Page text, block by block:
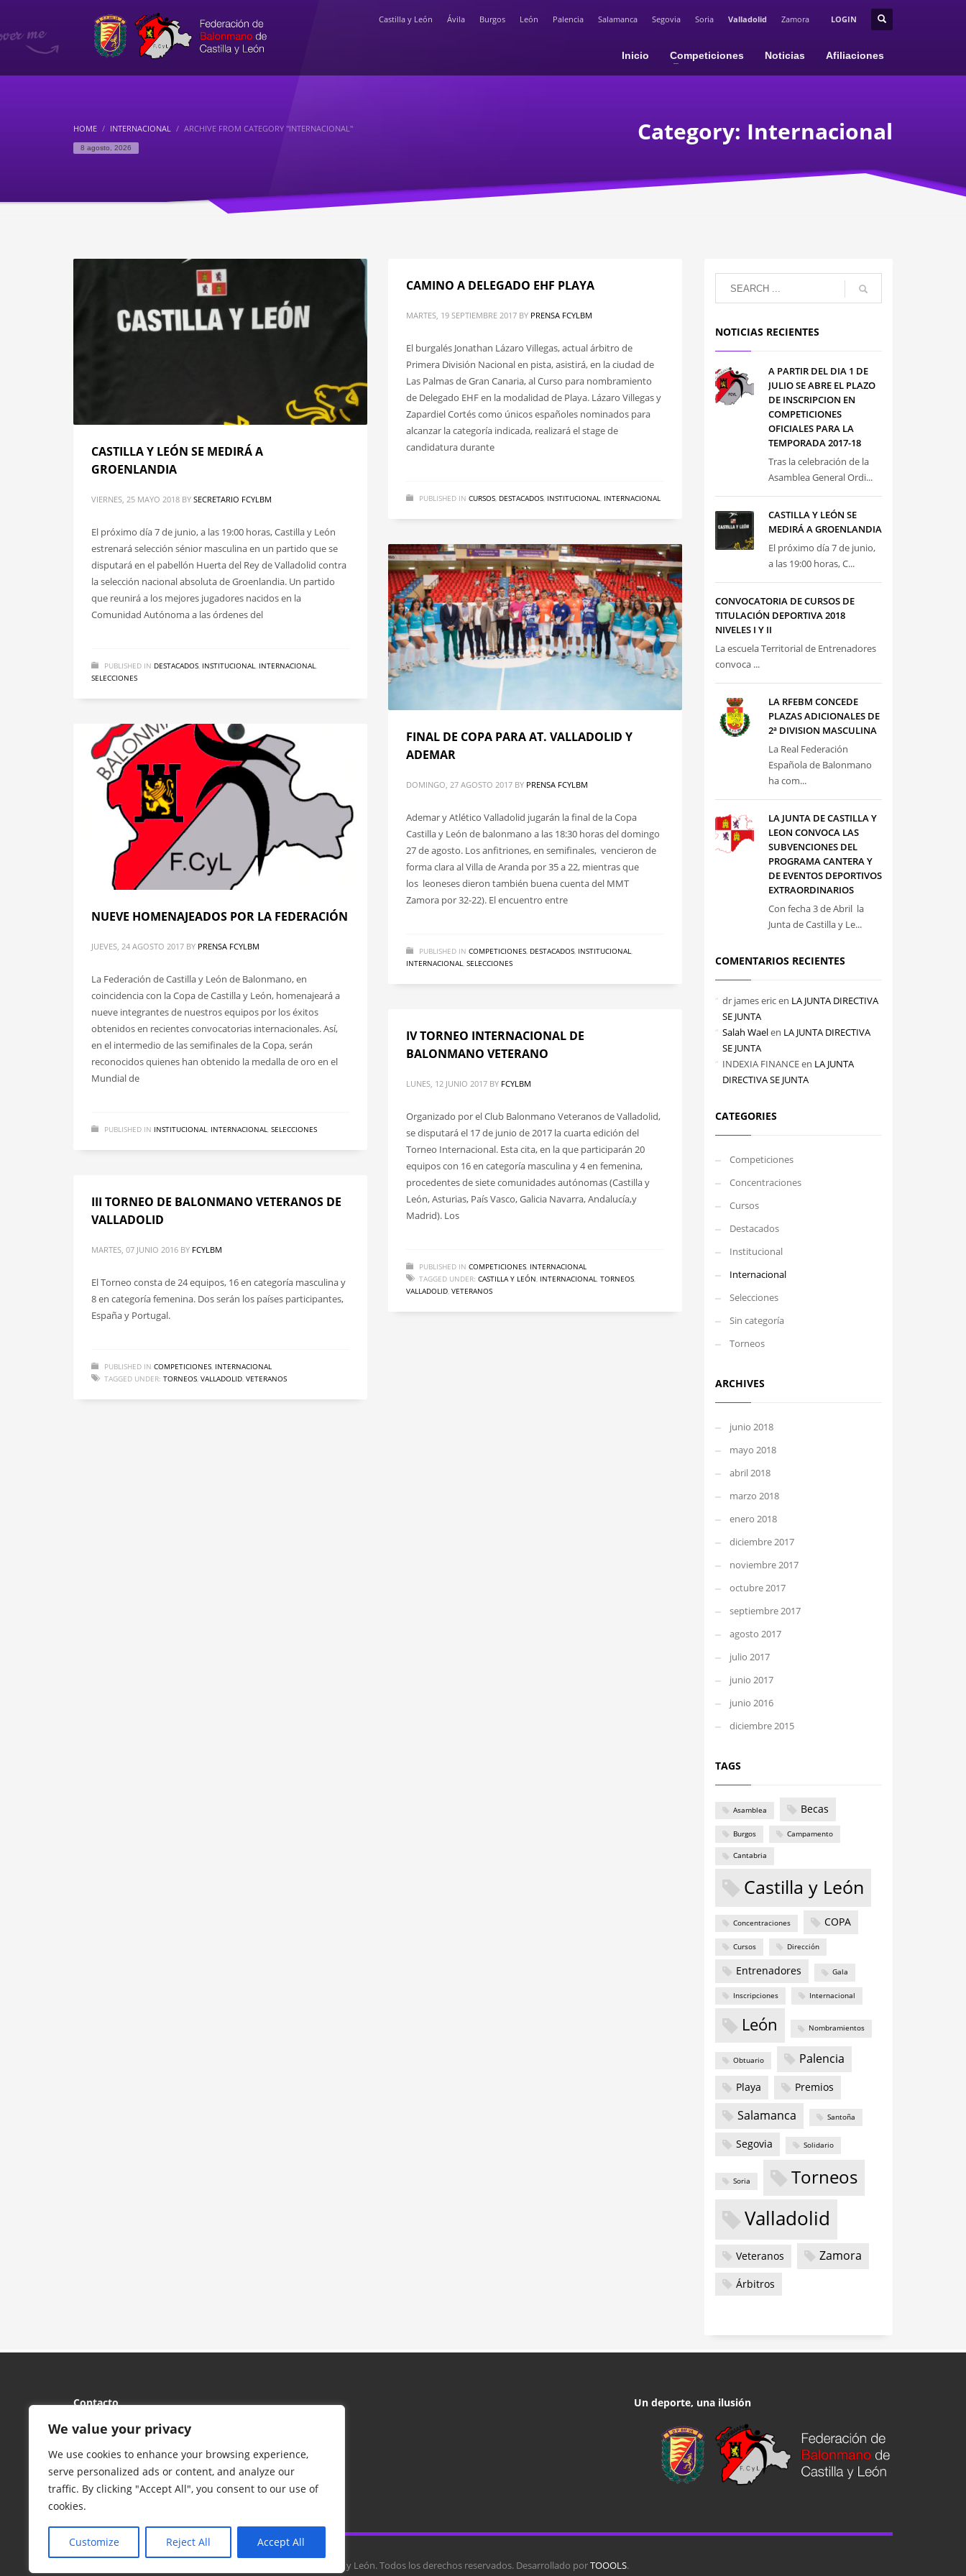
We value your privacy
We use cookies to enhance your browsing experience,
serve personalized ads or content, and analyze our
traffic. By clicking "Accept All", you consent to our use of
cookies.
Customize Reject All Accept All
Castilla y León Ávila Burgos León Palencia Salamanca Segovia Soria Valladolid Zamora LOGIN
Inicio Competiciones Noticias Afiliaciones
HOME INTERNACIONAL ARCHIVE FROM CATEGORY "INTERNACIONAL"
8 agosto, 2026
Category: Internacional
CASTILLA Y LEÓN SE MEDIRÁ A
GROENLANDIA
VIERNES, 25 MAYO 2018 BY SECRETARIO FCYLBM
El próximo día 7 de junio, a las 19:00 horas, Castilla y León
estrenará selección sénior masculina en un partido que se
disputará en el pabellón Huerta del Rey de Valladolid contra
la selección nacional absoluta de Groenlandia. Un partido
que reunirá a los mejores jugadores nacidos en la
Comunidad Autónoma a las órdenes del
PUBLISHED IN DESTACADOS, INSTITUCIONAL, INTERNACIONAL,
SELECCIONES
CAMINO A DELEGADO EHF PLAYA
MARTES, 19 SEPTIEMBRE 2017 BY PRENSA FCYLBM
El burgalés Jonathan Lázaro Villegas, actual árbitro de
Primera División Nacional en pista, asistirá, en la ciudad de
Las Palmas de Gran Canaria, al Curso para nombramiento
de Delegado EHF en la modalidad de Playa. Lázaro Villegas y
Zapardiel Cortés como únicos españoles nominados para
alcanzar la categoría indicada, realizará el stage de
candidatura durante
PUBLISHED IN CURSOS, DESTACADOS, INSTITUCIONAL, INTERNACIONAL
FINAL DE COPA PARA AT. VALLADOLID Y
ADEMAR
DOMINGO, 27 AGOSTO 2017 BY PRENSA FCYLBM
Ademar y Atlético Valladolid jugarán la final de la Copa
Castilla y León de balonmano a las 18:30 horas del domingo
27 de agosto. Los anfitriones, en semifinales, vencieron de
forma clara al Villa de Aranda por 35 a 22, mientras que
los leoneses dieron también buena cuenta del MMT
Zamora por 32-22). El encuentro entre
PUBLISHED IN COMPETICIONES, DESTACADOS, INSTITUCIONAL,
INTERNACIONAL, SELECCIONES
NUEVE HOMENAJEADOS POR LA FEDERACIÓN
JUEVES, 24 AGOSTO 2017 BY PRENSA FCYLBM
La Federación de Castilla y León de Balonmano, en
coincidencia con la Copa de Castilla y León, homenajeará a
nueve integrantes de nuestros equipos por los éxitos
obtenidos en recientes convocatorias internacionales. Así,
en el intermedio de las semifinales de la Copa, serán
reconocidos quienes han obtenido la medalla de oro en el
Mundial de
PUBLISHED IN INSTITUCIONAL, INTERNACIONAL, SELECCIONES
IV TORNEO INTERNACIONAL DE
BALONMANO VETERANO
LUNES, 12 JUNIO 2017 BY FCYLBM
Organizado por el Club Balonmano Veteranos de Valladolid,
se disputará el 17 de junio de 2017 la cuarta edición del
Torneo Internacional. Esta cita, en la que participarán 20
equipos con 16 en categoría masculina y 4 en femenina,
procedentes de siete comunidades autónomas (Castilla y
León, Asturias, País Vasco, Galicia Navarra, Andalucía,y
Madrid). Los
PUBLISHED IN COMPETICIONES, INTERNACIONAL
TAGGED UNDER: CASTILLA Y LEÓN, INTERNACIONAL, TORNEOS,
VALLADOLID, VETERANOS
III TORNEO DE BALONMANO VETERANOS DE
VALLADOLID
MARTES, 07 JUNIO 2016 BY FCYLBM
El Torneo consta de 24 equipos, 16 en categoría masculina y
8 en categoría femenina. Dos serán los países participantes,
España y Portugal.
PUBLISHED IN COMPETICIONES, INTERNACIONAL
TAGGED UNDER: TORNEOS, VALLADOLID, VETERANOS
NOTICIAS RECIENTES
A PARTIR DEL DIA 1 DE
JULIO SE ABRE EL PLAZO
DE INSCRIPCION EN
COMPETICIONES
OFICIALES PARA LA
TEMPORADA 2017-18
Tras la celebración de la
Asamblea General Ordi...
CASTILLA Y LEÓN SE
MEDIRÁ A GROENLANDIA
El próximo día 7 de junio,
a las 19:00 horas, C...
CONVOCATORIA DE CURSOS DE
TITULACIÓN DEPORTIVA 2018
NIVELES I Y II
La escuela Territorial de Entrenadores
convoca ...
LA RFEBM CONCEDE
PLAZAS ADICIONALES DE
2ª DIVISION MASCULINA
La Real Federación
Española de Balonmano
ha com...
LA JUNTA DE CASTILLA Y
LEON CONVOCA LAS
SUBVENCIONES DEL
PROGRAMA CANTERA Y
DE EVENTOS DEPORTIVOS
EXTRAORDINARIOS
Con fecha 3 de Abril la
Junta de Castilla y Le...
COMENTARIOS RECIENTES
dr james ericen LA JUNTA DIRECTIVA
SE JUNTA
Salah Waelen LA JUNTA DIRECTIVA
SE JUNTA
INDEXIA FINANCEen LA JUNTA
DIRECTIVA SE JUNTA
CATEGORIES
Competiciones
Concentraciones
Cursos
Destacados
Institucional
Internacional
Selecciones
Sin categoría
Torneos
ARCHIVES
junio 2018
mayo 2018
abril 2018
marzo 2018
enero 2018
diciembre 2017
noviembre 2017
octubre 2017
septiembre 2017
agosto 2017
julio 2017
junio 2017
junio 2016
diciembre 2015
TAGS
Asamblea Becas
Burgos Campamento
Cantabria
Castilla y León
Concentraciones COPA
Cursos Dirección
Entrenadores Gala
Inscripciones Internacional
León Nombramientos
Obtuario Palencia
Playa Premios
Salamanca Santoña
Segovia Solidario
Soria Torneos
Valladolid
Veteranos Zamora
Árbitros
Contacto
C/ Santiago, 9 – 1ª planta - 47001 Valladolid
Abrir en Google Maps
Apartado de Correos 611 - 47080 Valladolid
Tel:983 39 50 36/983 39 08 63- Fax: 983 39 50 97
Email:
Un deporte, una ilusión
© 2017 FCYLBM Federación Territorial de Balonmano de Castilla y León. Todos los derechos reservados. Desarrollado porTOOOLS.